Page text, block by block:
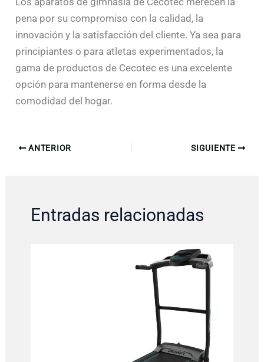
pena por su compromiso con la calidad, la
innovación y la satisfacción del cliente. Ya sea para
principiantes o para atletas experimentados, la
gama de productos de Cecotec es una excelente
opción para mantenerse en forma desde la
comodidad del hogar.
ANTERIOR SIGUIENTE
Entradas relacionadas